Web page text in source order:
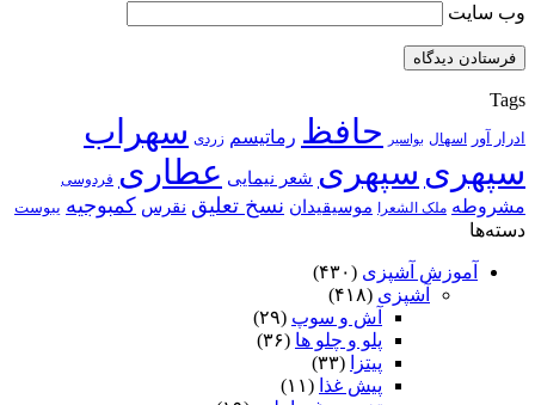
وب‌ سایت
Tags
ادرار آور اسهال بواسیر حافظ رماتیسم زردی سهراب
سپهری سپهری شعر نیمایی عطاری فردوسی
مشروطه ملک الشعرا موسیقیدان نسخ تعلیق نقرس کمبوجیه یبوست
دسته‌ها
آموزش آشپزی (۴۳۰)
آشپزی (۴۱۸)
آش و سوپ (۲۹)
پلو و چلو ها (۳۶)
پیتزا
(۳۳)
پیش غذا (۱۱)